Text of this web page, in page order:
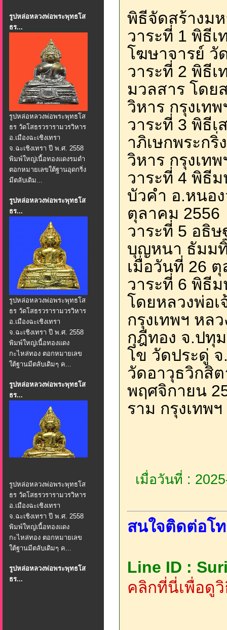
รูปหล่อหลวงพ่อพระพุทธโส
ธร...
รูปหล่อหลวงพ่อพระพุทธโส
ธร วัดโสธรวรารามวรวิหาร
อ.เมืองฉะเชิงเทรา
จ.ฉะเชิงเทรา ปี พ.ศ. 2558
พิมพ์ใหญ่เนื้อทองแดงรมดำ
ตอกหมายเลขใต้ฐานอุดกริ่ง
มีตลับเดิม...
รูปหล่อหลวงพ่อพระพุทธโส
ธร...
รูปหล่อหลวงพ่อพระพุทธโส
ธร วัดโสธรวรารามวรวิหาร
อ.เมืองฉะเชิงเทรา
จ.ฉะเชิงเทรา ปี พ.ศ. 2558
พิมพ์ใหญ่เนื้อทองแดง
กะไหล่ทอง ตอกหมายเลข
ใต้ฐานมีตลับเดิมๆ ค...
รูปหล่อหลวงพ่อพระพุทธโส
ธร...
รูปหล่อหลวงพ่อพระพุทธโส
ธร วัดโสธรวรารามวรวิหาร
อ.เมืองฉะเชิงเทรา
จ.ฉะเชิงเทรา ปี พ.ศ. 2558
พิมพ์ใหญ่เนื้อทองแดง
กะไหล่ทอง ตอกหมายเลข
ใต้ฐานมีตลับเดิมๆ ค...
รูปหล่อหลวงพ่อพระพุทธโส
ธร...
พิธีจัดสร้างม
วาระที่ 1 พิธี
โฆษาจารย์ วั
วาระที่ 2 พิธี
มวลสาร โดย
วิหาร กรุงเท
วาระที่ 3 พิธี
าภิเษกพระก
วิหาร กรุงเท
วาระที่ 4 พิธี
บัวคำ อ.หนอ
ตุลาคม 2556
วาระที่ 5 อธิ
บุญหนา ธัมม
เมื่อวันที่ 26
วาระที่ 6 พิธี
โดยหลวงพ่อ
กรุงเทพฯ ห
กุฎีทอง จ.ปทุ
โข วัดประดู่
วัดอาวุธวิกสิต
พฤศจิกายน
ราม กรุงเทพฯ
เมื่อวันที่ :
สนใจติดต่อโ
Line ID :
คลิกที่นี่เพื่อดูวิ